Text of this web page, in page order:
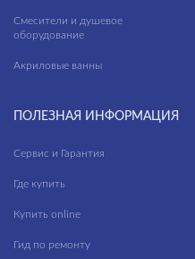
прямоугольные ванны
раковины мебельные
раковины на столешницу
раковины подвесные
раковины с пьедесталом
рамы для ванн
Смесители и душевое
оборудование
Акриловые ванны
ПОЛЕЗНАЯ ИНФОРМАЦИЯ
Сервис и Гарантия
Где купить
Купить online
Гид по ремонту